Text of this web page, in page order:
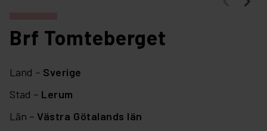
Brf Tomteberget
Land – Sverige
Stad – Lerum
Län – Västra Götalands län